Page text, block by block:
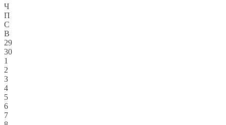
Ч
П
С
В
29
30
1
2
3
4
5
6
7